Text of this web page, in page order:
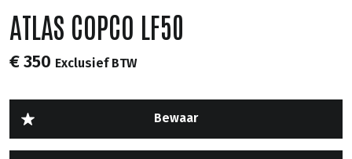
ATLAS COPCO LF50
€ 350 Exclusief BTW